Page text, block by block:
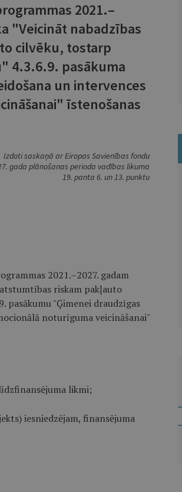
2021.–
"Veicināt nabadzības
cilvēku, tostarp
4.3.6.9. pasākuma
un intervences
īstenošanas
Izdoti saskaņā ar Eiropas Savienības fondu
gada plānošanas perioda vadības likuma
19. panta 6. un 13. punktu
2021.–2027. gadam
riskam pakļauto
"Ģimenei draudzīgas
noturīguma veicināšanai"
likmi;
iesniedzējam, finansējuma